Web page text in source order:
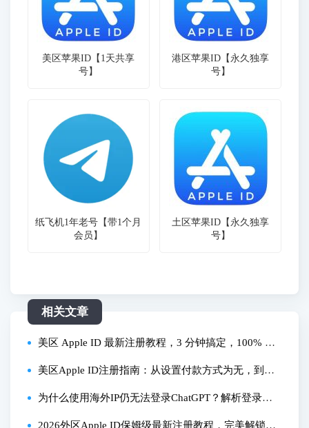
美区苹果ID【1天共享
号】
港区苹果ID【永久独享
号】
纸飞机1年老号【带1个月
会员】
土区苹果ID【永久独享
号】
相关文章
美区 Apple ID 最新注册教程，3 分钟搞定，100% 成
功，0 门槛超简单
美区Apple ID注册指南：从设置付款方式为无，到免
税州地址再到支付宝购买礼品卡充值订阅ChatGPT
为什么使用海外IP仍无法登录ChatGPT？解析登录失
败根本原因
2026外区Apple ID保姆级最新注册教程，完美解锁Ch